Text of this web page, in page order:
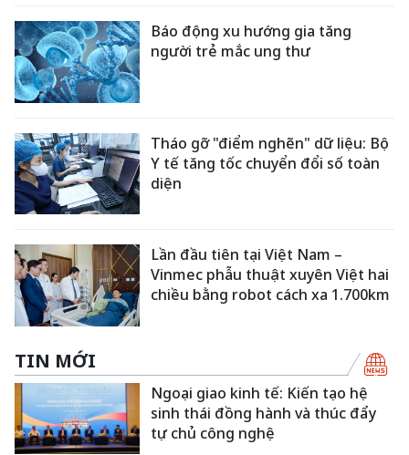
Báo động xu hướng gia tăng
người trẻ mắc ung thư
Tháo gỡ "điểm nghẽn" dữ liệu: Bộ
Y tế tăng tốc chuyển đổi số toàn
diện
Lần đầu tiên tại Việt Nam –
Vinmec phẫu thuật xuyên Việt hai
chiều bằng robot cách xa 1.700km
TIN MỚI
Ngoại giao kinh tế: Kiến tạo hệ
sinh thái đồng hành và thúc đẩy
tự chủ công nghệ